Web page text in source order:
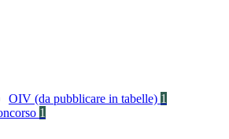
OIV (da pubblicare in tabelle) 1
1